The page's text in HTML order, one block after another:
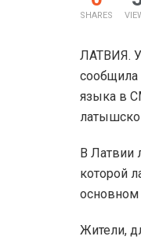
SHARES
ЛАТВИЯ.
сообщила
языка в
В Латвии
которой
основном
Жители,